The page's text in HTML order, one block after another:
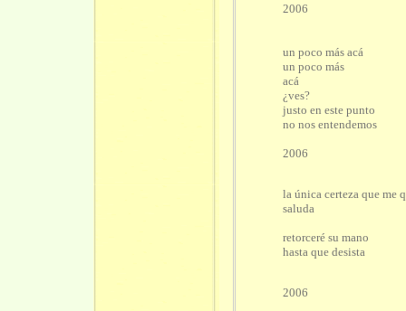
2006
un poco más acá
un poco más
acá
¿ves?
justo en este punto
no nos entendemos
2006
la única certeza que me
saluda
retorceré su mano
hasta que desista
2006